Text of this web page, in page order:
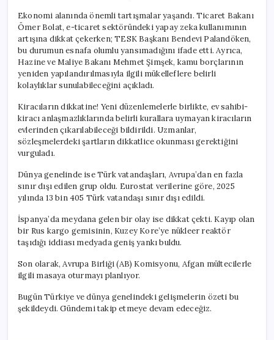
Ekonomi alanında önemli tartışmalar yaşandı. Ticaret Bakanı
Ömer Bolat, e-ticaret sektöründeki yapay zeka kullanımının
artışına dikkat çekerken; TESK Başkanı Bendevi Palandöken,
bu durumun esnafa olumlu yansımadığını ifade etti. Ayrıca,
Hazine ve Maliye Bakanı Mehmet Şimşek, kamu borçlarının
yeniden yapılandırılmasıyla ilgili mükelleflere belirli
kolaylıklar sunulabileceğini açıkladı.
Kiracıların dikkatine! Yeni düzenlemelerle birlikte, ev sahibi-
kiracı anlaşmazlıklarında belirli kurallara uymayan kiracıların
evlerinden çıkarılabileceği bildirildi. Uzmanlar,
sözleşmelerdeki şartların dikkatlice okunması gerektiğini
vurguladı.
Dünya genelinde ise Türk vatandaşları, Avrupa’dan en fazla
sınır dışı edilen grup oldu. Eurostat verilerine göre, 2025
yılında 13 bin 405 Türk vatandaşı sınır dışı edildi.
İspanya’da meydana gelen bir olay ise dikkat çekti. Kayıp olan
bir Rus kargo gemisinin, Kuzey Kore’ye nükleer reaktör
taşıdığı iddiası medyada geniş yankı buldu.
Son olarak, Avrupa Birliği (AB) Komisyonu, Afgan mültecilerle
ilgili masaya oturmayı planlıyor.
Bugün Türkiye ve dünya genelindeki gelişmelerin özeti bu
şekildeydi. Gündemi takip etmeye devam edeceğiz.